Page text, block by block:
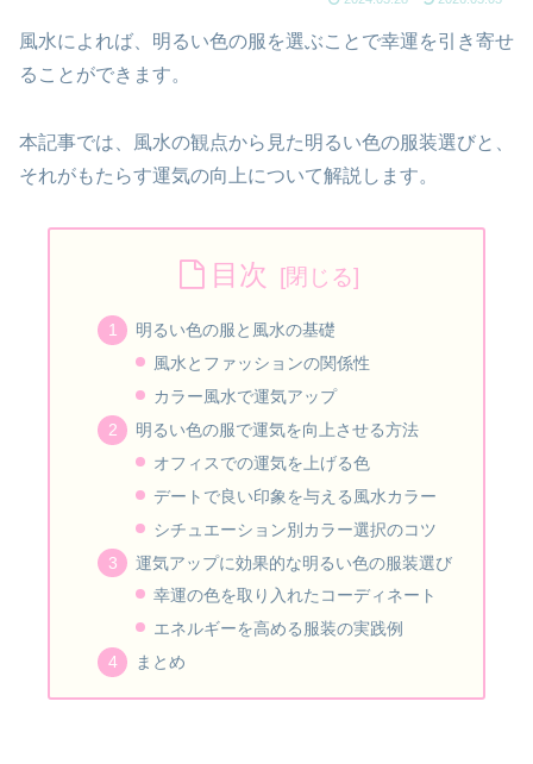
風水によれば、明るい色の服を選ぶことで幸運を引き寄せ
ることができます。
本記事では、風水の観点から見た明るい色の服装選びと、
それがもたらす運気の向上について解説します。
目次
明るい色の服と風水の基礎
風水とファッションの関係性
カラー風水で運気アップ
明るい色の服で運気を向上させる方法
オフィスでの運気を上げる色
デートで良い印象を与える風水カラー
シチュエーション別カラー選択のコツ
運気アップに効果的な明るい色の服装選び
幸運の色を取り入れたコーディネート
エネルギーを高める服装の実践例
まとめ